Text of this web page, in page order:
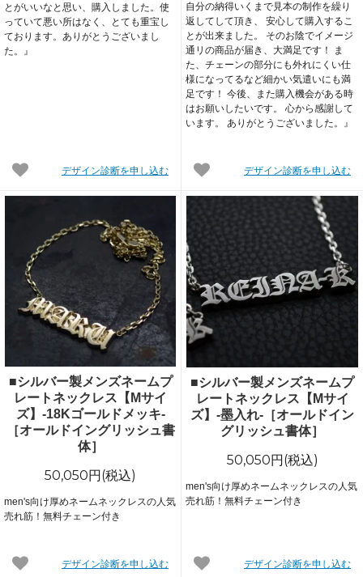
とがいいなと思い、購入しました。使
っていて悪い所はなく、とても重宝し
ております。ありがとうございまし
た。』
デザイン診断を申し込む
自分の納得いくまで見本の制作を繰り
返してして頂き、 安心して購入するこ
とが出来ました。 そのお陰でイメージ
通リの商品が届き、大満足です！ ま
た、チェーンの部分にも外れにくい仕
様になってるなど細かい気遣いにも満
足です！ 今後、また購入機会がある時
はお願いしたいです。 心から感謝して
います。 ありがとうございました。』
デザイン診断を申し込む
■シルバー製メンズネームプ
レートネックレス【Mサイ
ズ】-18Kゴールドメッキ-
［オールドイングリッシュ書
体］
50,050円(税込)
men's向け厚めネームネックレスの人気
売れ筋！無料チェーン付き
デザイン診断を申し込む
■シルバー製メンズネームプ
レートネックレス【Mサイ
ズ】-墨入れ-［オールドイン
グリッシュ書体］
50,050円(税込)
men's向け厚めネームネックレスの人気
売れ筋！無料チェーン付き
デザイン診断を申し込む